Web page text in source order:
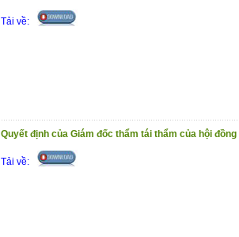
Tải về:
Quyết định của Giám đốc thẩm tái thẩm của hội đồng
Tải về: